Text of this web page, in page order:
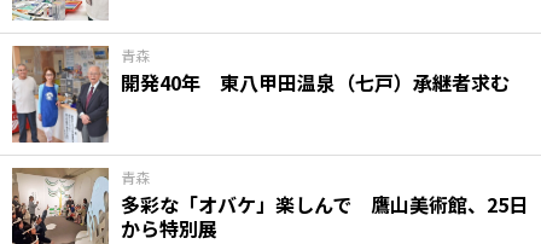
青森
開発40年 東八甲田温泉（七戸）承継者求む
青森
多彩な「オバケ」楽しんで 鷹山美術館、25日
から特別展